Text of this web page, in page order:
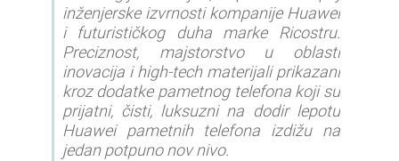
inženjerske izvrnosti kompanije Huawei
i futurističkog duha marke Ricostru.
Preciznost, majstorstvo u oblasti
inovacija i high-tech materijali prikazani
kroz dodatke pametnog telefona koji su
prijatni, čisti, luksuzni na dodir lepotu
Huawei pametnih telefona izdižu na
jedan potpuno nov nivo.